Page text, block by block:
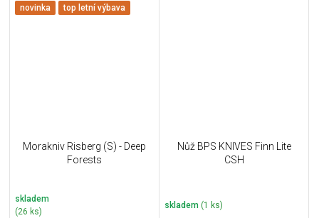
novinka top letní výbava
Morakniv Risberg (S) - Deep
Forests
skladem
(26 ks)
Nůž BPS KNIVES Finn Lite
CSH
skladem (1 ks)